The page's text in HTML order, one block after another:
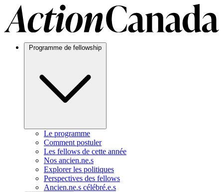
Le programme
Comment postuler
Les fellows de cette année
Nos ancien.ne.s
Explorer les politiques
Perspectives des fellows
Ancien.ne.s célébré.e.s